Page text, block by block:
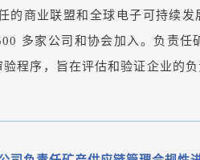
的商业联盟和全球电子可持续
多家公司和协会加入。负责任
程序，旨在评估和验证企业的